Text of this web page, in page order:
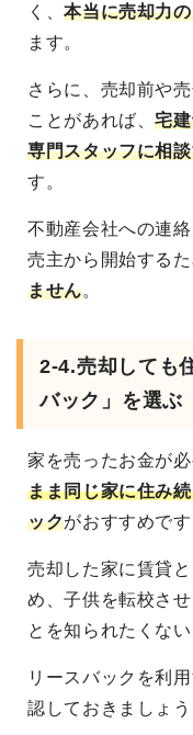
く、本当に売却力
ます。
さらに、売却前や
ことがあれば、宅
専門スタッフに相
す。
不動産会社への連
売主から開始する
ません。
2-4.売却しても
バック」を選ぶ
家を売ったお金が必
まま同じ家に住み
ックがおすすめです
売却した家に賃貸
め、子供を転校さ
とを知られたくな
リースバックを利
認しておきましょう